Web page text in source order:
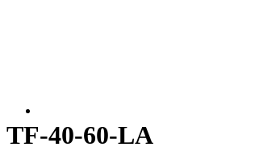
TF-40-60-LA